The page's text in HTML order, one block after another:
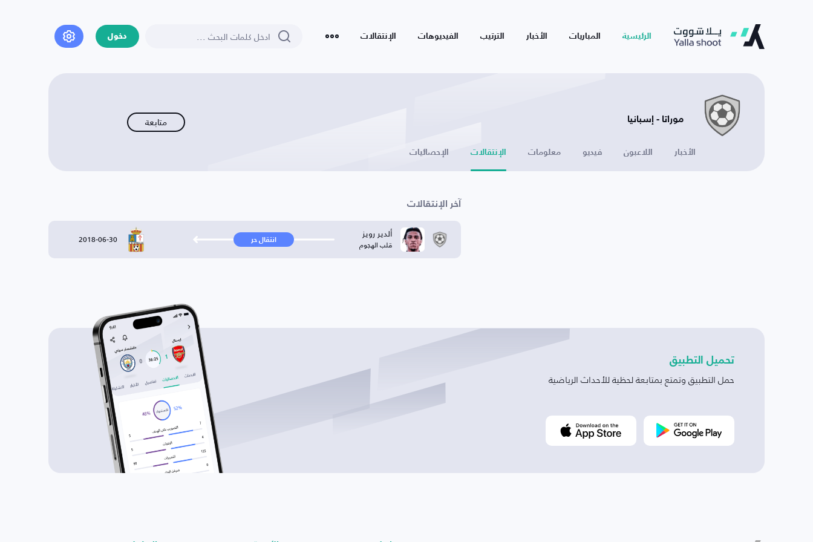
الرئيسية المباريات الأخبار الترتيب الفيديوهات الإنتقالات دخول
موراتا - إسبانيا متابعة
الأخبار اللاعبون فيديو معلومات الإنتقالات الإحصائيات
آخر الإنتقالات
ألدير رويز
قلب الهجوم انتقال حر 2018-06-30
تحميل التطبيق
حمل التطبيق وتمتع بمتابعة لحظية للأحداث الرياضية